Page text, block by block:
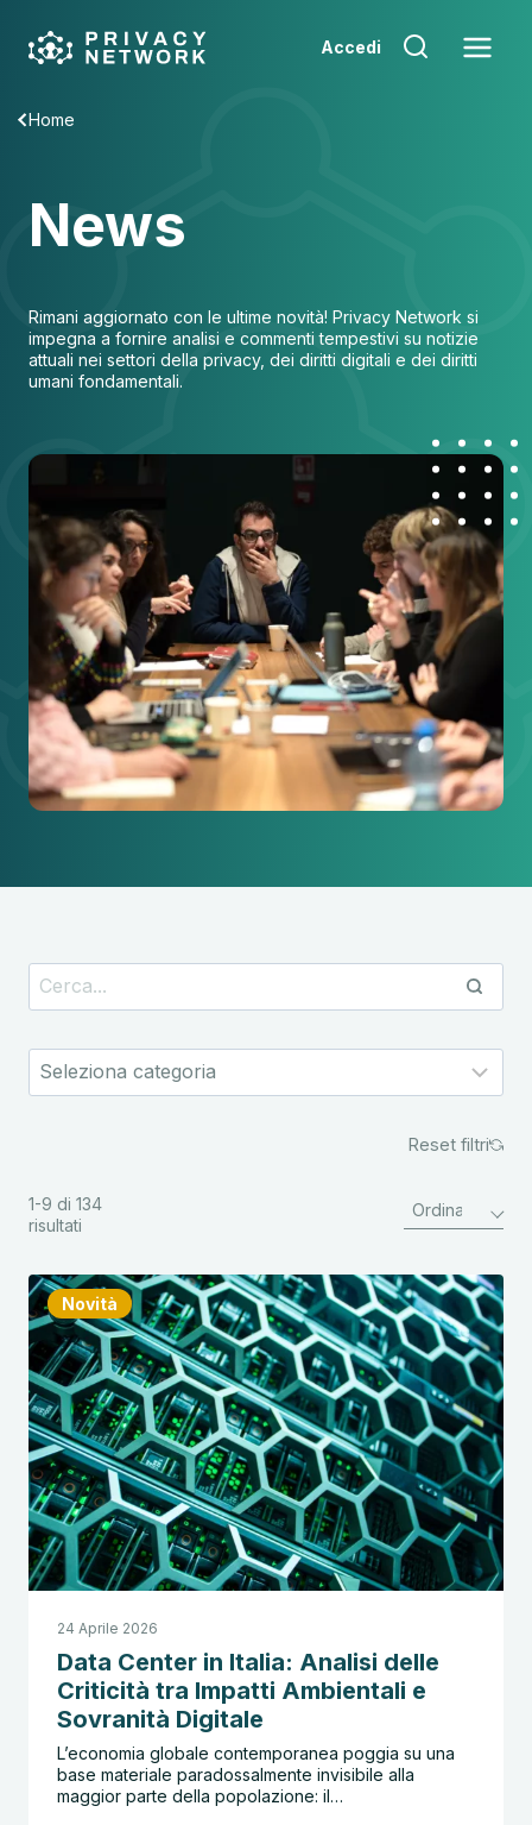
content
Accedi
Home
News
Rimani aggiornato con le ultime novità! Privacy Network si
impegna a fornire analisi e commenti tempestivi su notizie
attuali nei settori della privacy, dei diritti digitali e dei diritti
umani fondamentali.
Reset filtri
1-9 di 134
risultati
Novità
24 Aprile 2026
Data Center in Italia: Analisi delle
Criticità tra Impatti Ambientali e
Sovranità Digitale
L’economia globale contemporanea poggia su una
base materiale paradossalmente invisibile alla
maggior parte della popolazione: il…